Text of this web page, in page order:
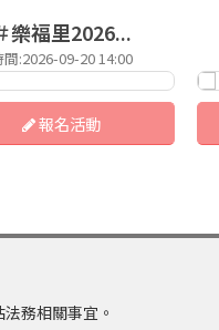
樂福里2026...
間:2026-09-20 14:00
報名活動
務相關事宜。